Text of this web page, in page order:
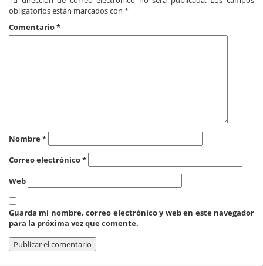
obligatorios están marcados con *
Comentario*
Nombre*
Correo electrónico*
Web
Guarda mi nombre, correo electrónico y web en este navegador
para la próxima vez que comente.